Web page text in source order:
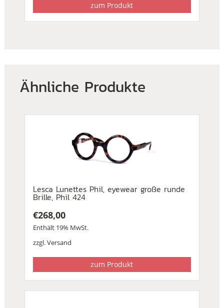
zum Produkt
Ähnliche Produkte
Lesca Lunettes Phil, eyewear große runde
Brille, Phil 424
€268,00
Enthält 19% MwSt.
zzgl.Versand
zum Produkt